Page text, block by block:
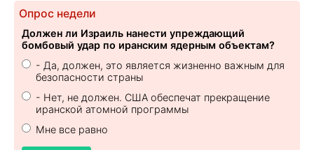
Опрос недели
Должен ли Израиль нанести упреждающий
бомбовый удар по иранским ядерным объектам?
- Да, должен, это является жизненно важным для
безопасности страны
- Нет, не должен. США обеспечат прекращение
иранской атомной программы
Мне все равно